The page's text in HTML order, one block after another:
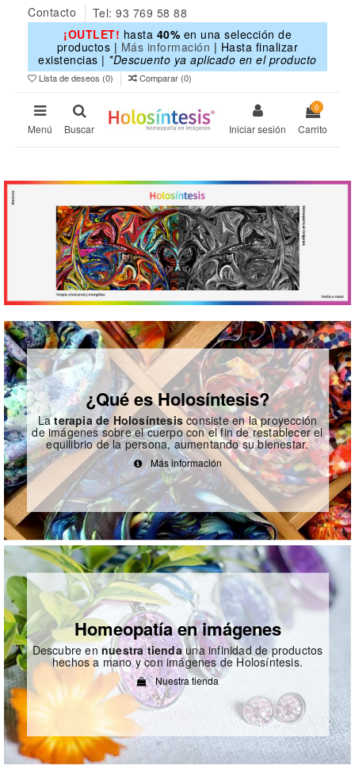
Contacto
Tel: 93 769 58 88
¡OUTLET! hasta 40% en una selección de
productos | Más información | Hasta finalizar
existencias | *Descuento ya aplicado en el producto
Lista de deseos (0) Comparar (0)
Menú Buscar Iniciar sesión
0
Carrito
¿Qué es Holosíntesis?
Laterapia de Holosíntesisconsiste en la proyección
de imágenes sobre el cuerpo con el fin de restablecer el
equilibrio de la persona, aumentando su bienestar.
Más información
Homeopatía en imágenes
Descubre ennuestra tiendauna infinidad de productos
hechos a mano y con imágenes de Holosíntesis.
Nuestra tienda